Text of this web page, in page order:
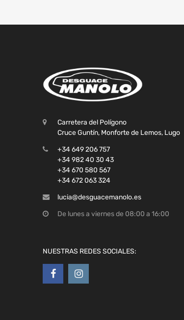
Carretera del Polígono
Cruce Guntín, Monforte de Lemos, Lugo
+34 649 206 757
+34 982 40 30 43
+34 670 580 567
+34 672 063 324
lucia@desguacemanolo.es
De lunes a viernes de 08:00 a 16:00
NUESTRAS REDES SOCIALES: